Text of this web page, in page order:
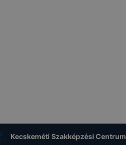
Kecskeméti Szakképzési Centrum